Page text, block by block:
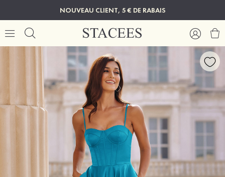
NOUVEAU CLIENT, 5 € DE RABAIS